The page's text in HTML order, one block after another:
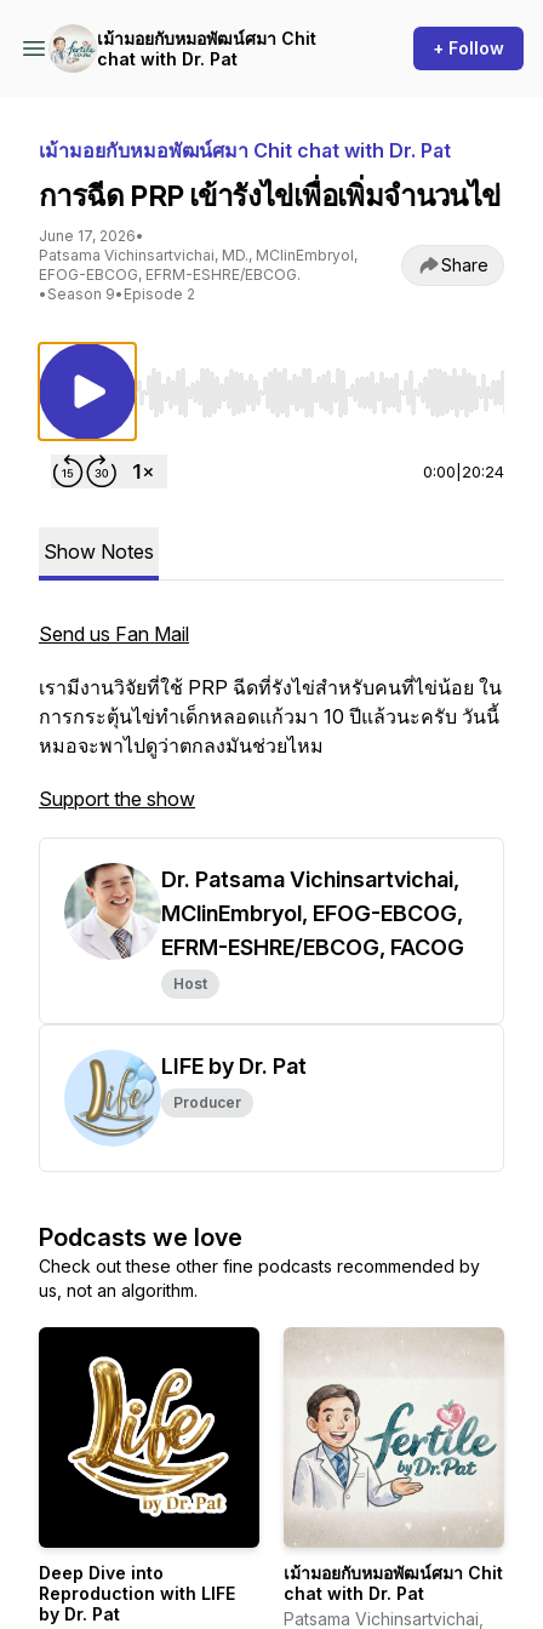
เม้ามอยกับหมอพัฒน์ศมา Chit
chat with Dr. Pat
+ Follow
เม้ามอยกับหมอพัฒน์ศมา Chit chat with Dr. Pat
การฉีด PRP เข้ารังไข่เพื่อเพิ่มจำนวนไข่
June 17, 2026•
Patsama Vichinsartvichai, MD., MClinEmbryol,
EFOG-EBCOG, EFRM-ESHRE/EBCOG.
• Season 9• Episode 2
Share
Use Left/Right to seek, Home/End to jump to
0:00 20:24
Show Notes
Send us Fan Mail
เรามีงานวิจัยที่ใช้ PRP ฉีดที่รังไข่สำหรับคนที่ไข่น้อย ใน
การกระตุ้นไข่ทำเด็กหลอดแก้วมา 10 ปีแล้วนะครับ วันนี้
หมอจะพาไปดูว่าตกลงมันช่วยไหม
Support the show
Dr. Patsama Vichinsartvichai,
MClinEmbryol, EFOG-EBCOG,
EFRM-ESHRE/EBCOG, FACOG
Host
LIFE by Dr. Pat
Producer
Podcasts we love
Check out these other fine podcasts recommended by
us, not an algorithm.
Deep Dive into
Reproduction with LIFE
by Dr. Pat
เม้ามอยกับหมอพัฒน์ศมา Chit
chat with Dr. Pat
Patsama Vichinsartvichai,